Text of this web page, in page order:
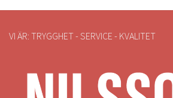
VI ÄR: TRYGGHET - SERVICE - KVALITET